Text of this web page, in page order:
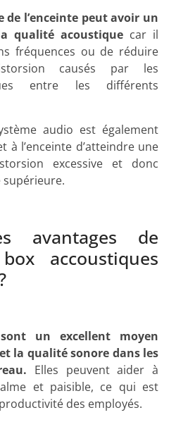
de l’enceinte peut avoir un
qualité acoustique car il
fréquences ou de réduire
causés par les
entre les différents
audio est également
l’enceinte d’atteindre une
excessive et donc
supérieure.
avantages de
accoustiques
un excellent moyen
la qualité sonore dans les
Elles peuvent aider à
et paisible, ce qui est
des employés.